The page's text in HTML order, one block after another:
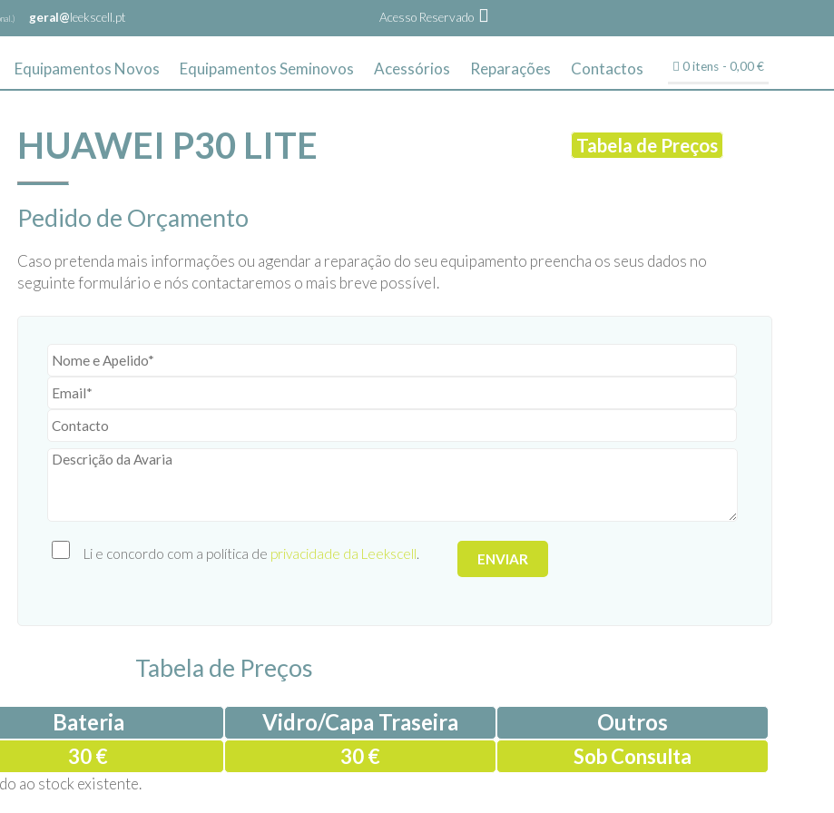
geral@leekscell.pt Acesso Reservado
Equipamentos Novos Equipamentos Seminovos Acessórios Reparações Contactos 0 itens 0,00 €
HUAWEI P30 LITE Tabela de Preços
Pedido de Orçamento
Caso pretenda mais informações ou agendar a reparação do seu equipamento preencha os seus dados no
seguinte formulário e nós contactaremos o mais breve possível.
Li e concordo com a política de privacidade da Leekscell.
Tabela de Preços
Bateria
30 €
Vidro/Capa Traseira
30 €
Outros
Sob Consulta
ao stock existente.